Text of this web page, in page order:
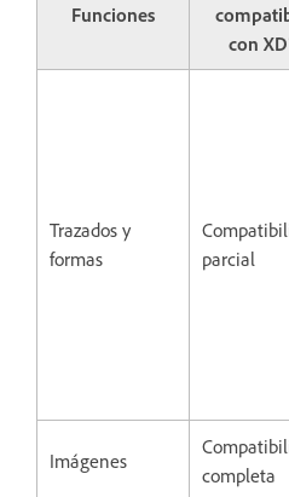
Funciones
con
Trazados y
formas
parcial
Imágenes
completa